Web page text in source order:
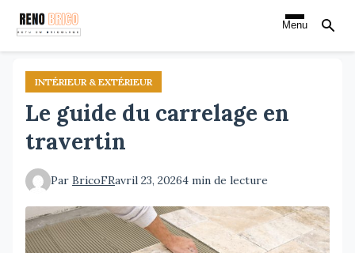
Aller
contenu
principal
Menu
INTÉRIEUR & EXTÉRIEUR
Le guide du carrelage en
travertin
Par BricoFRavril 23, 20264 min de lecture